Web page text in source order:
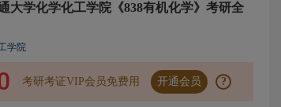
大学化学化工学院《838有机化学》考研全
学院
考研考证VIP会员免费用 开通会员 ?